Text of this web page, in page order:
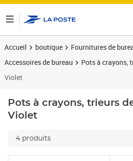
Accueil boutique
Fournitures de
Accessoires de bureau
Pots à crayons,
Violet
Pots à crayons, trieurs
Violet
4 produits